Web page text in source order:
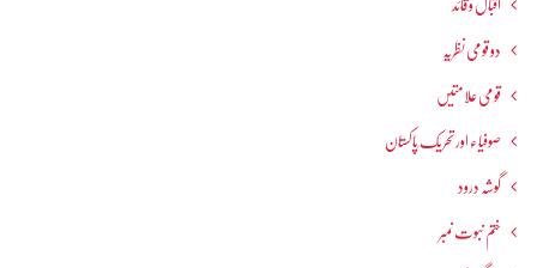
اقبال و قائد
دو قومی نظریہ
قومی علامتیں
صوفیاء اور تحریک ِپاکستان
گوشہ درود
ختم نبوت نمبر